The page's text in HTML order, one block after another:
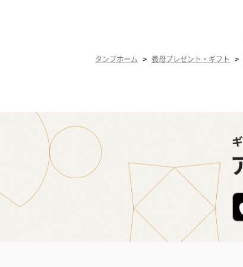
タンプホーム > 義母プレゼント・ギフト >